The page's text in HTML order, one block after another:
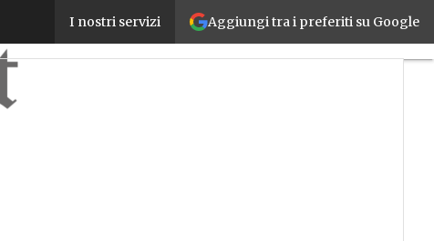
Aggiungi tra i preferiti su Google
I nostri servizi
Phoenix Contact cresce e annuncia la